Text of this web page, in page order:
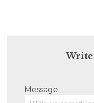
Write
Message